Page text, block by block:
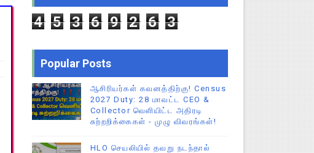
டவுன்லோட் செய்யும் முறை!
4 5 3 6 9 2 6 3
Popular Posts
ஆசிரியர்கள் கவனத்திற்கு! Census
2027 Duty: 28 மாவட்ட CEO &
Collector வெளியிட்ட அதிரடி
சுற்றறிக்கைகள் - முழு விவரங்கள்!
HLO செயலியில் தவறு நடந்தால்